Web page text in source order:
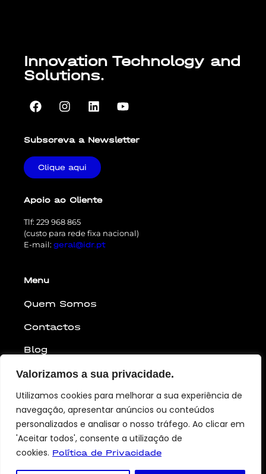
Valorizamos a sua privacidade.
Utilizamos cookies para melhorar a sua experiência de
navegação, apresentar anúncios ou conteúdos
personalizados e analisar o nosso tráfego. Ao clicar em
'Aceitar todos', consente a utilização de
cookies. Política de Privacidade
Innovation Technology and
Solutions.
Subscreva a Newsletter
Clique aqui
Apoio ao Cliente
Tlf: 229 968 865
(custo para rede fixa nacional)
E-mail: geral@idr.pt
Menu
Quem Somos
Contactos
Blog
Parceiros
Carreiras